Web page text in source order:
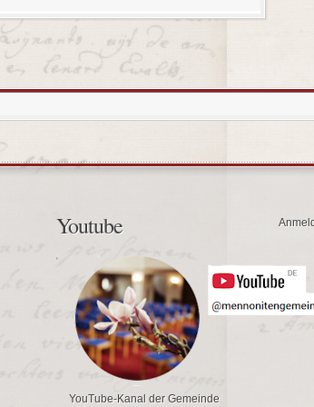
Youtube
YouTube-Kanal der Gemeinde